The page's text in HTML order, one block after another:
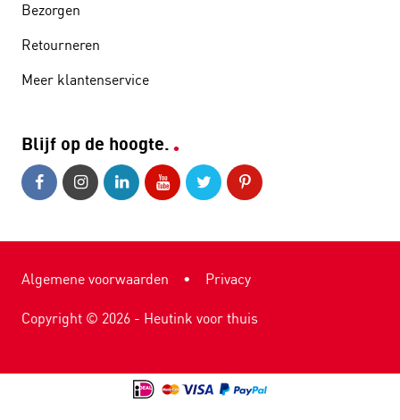
Bezorgen
Retourneren
Meer klantenservice
Blijf op de hoogte.
Algemene voorwaarden • Privacy
Copyright © 2026 - Heutink voor thuis